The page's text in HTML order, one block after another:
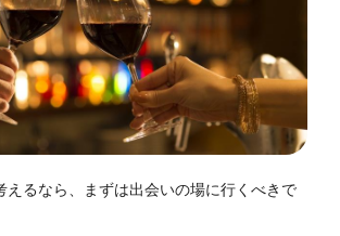
えるなら、まずは出会いの場に行くべきで